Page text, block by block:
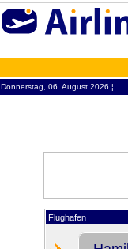
Donnerstag, 06. August 2026 ¦
Flughafen